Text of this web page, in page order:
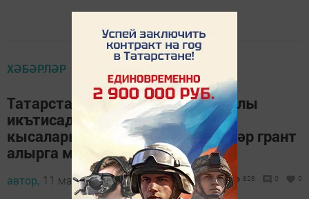
ХӘБӘРЛӘР
Татарстан компанияләре «Цифрлы
икътисад» милли программасы
кысаларында 20 миллионга кадәр грант
алырга мөмкин
автор, 11 май 2022 - 09:10 828 0 0